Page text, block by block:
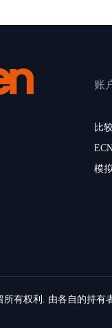
账
比
模
所有权利. 由各自的持有